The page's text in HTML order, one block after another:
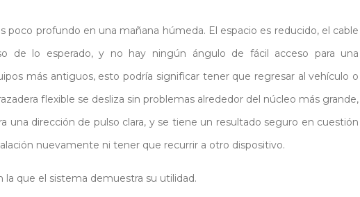
poco profundo en una mañana húmeda. El espacio es reducido, el cable
de lo esperado, y no hay ningún ángulo de fácil acceso para una
más antiguos, esto podría significar tener que regresar al vehículo o
flexible se desliza sin problemas alrededor del núcleo más grande,
una dirección de pulso clara, y se tiene un resultado seguro en cuestión
nuevamente ni tener que recurrir a otro dispositivo.
la que el sistema demuestra su utilidad.